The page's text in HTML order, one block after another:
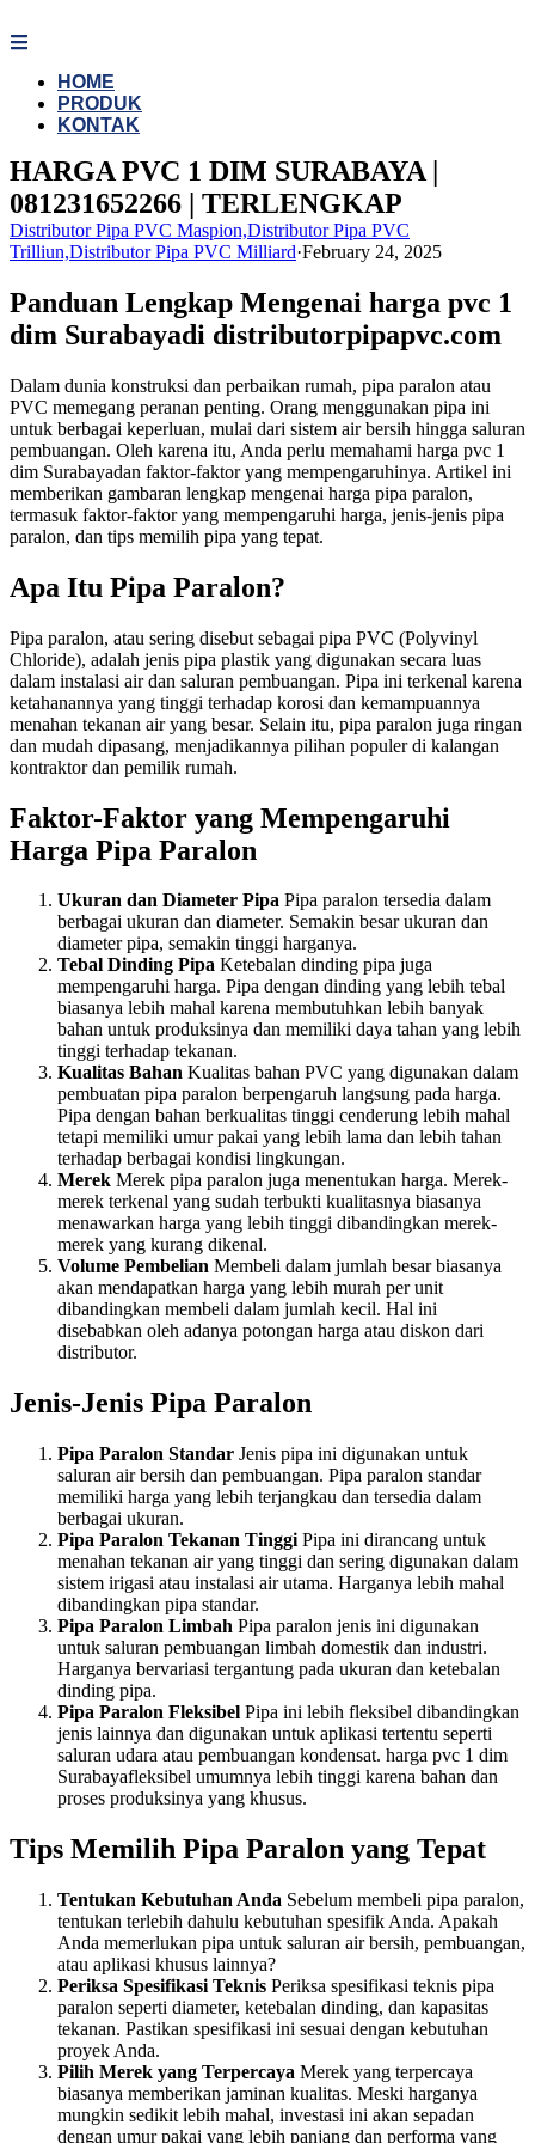
to
HOME
PRODUK
KONTAK
HARGA PVC 1 DIM SURABAYA |
081231652266 | TERLENGKAP
Distributor Pipa PVC Maspion,Distributor Pipa PVC
Trilliun,Distributor Pipa PVC Milliard·February 24, 2025
Panduan Lengkap Mengenai harga pvc 1
dim Surabayadi distributorpipapvc.com
Dalam dunia konstruksi dan perbaikan rumah, pipa paralon atau
PVC memegang peranan penting. Orang menggunakan pipa ini
untuk berbagai keperluan, mulai dari sistem air bersih hingga saluran
pembuangan. Oleh karena itu, Anda perlu memahami harga pvc 1
dim Surabayadan faktor-faktor yang mempengaruhinya. Artikel ini
memberikan gambaran lengkap mengenai harga pipa paralon,
termasuk faktor-faktor yang mempengaruhi harga, jenis-jenis pipa
paralon, dan tips memilih pipa yang tepat.
Apa Itu Pipa Paralon?
Pipa paralon, atau sering disebut sebagai pipa PVC (Polyvinyl
Chloride), adalah jenis pipa plastik yang digunakan secara luas
dalam instalasi air dan saluran pembuangan. Pipa ini terkenal karena
ketahanannya yang tinggi terhadap korosi dan kemampuannya
menahan tekanan air yang besar. Selain itu, pipa paralon juga ringan
dan mudah dipasang, menjadikannya pilihan populer di kalangan
kontraktor dan pemilik rumah.
Faktor-Faktor yang Mempengaruhi
Harga Pipa Paralon
Ukuran dan Diameter Pipa Pipa paralon tersedia dalam
berbagai ukuran dan diameter. Semakin besar ukuran dan
diameter pipa, semakin tinggi harganya.
Tebal Dinding Pipa Ketebalan dinding pipa juga
mempengaruhi harga. Pipa dengan dinding yang lebih tebal
biasanya lebih mahal karena membutuhkan lebih banyak
bahan untuk produksinya dan memiliki daya tahan yang lebih
tinggi terhadap tekanan.
Kualitas Bahan Kualitas bahan PVC yang digunakan dalam
pembuatan pipa paralon berpengaruh langsung pada harga.
Pipa dengan bahan berkualitas tinggi cenderung lebih mahal
tetapi memiliki umur pakai yang lebih lama dan lebih tahan
terhadap berbagai kondisi lingkungan.
Merek Merek pipa paralon juga menentukan harga. Merek-
merek terkenal yang sudah terbukti kualitasnya biasanya
menawarkan harga yang lebih tinggi dibandingkan merek-
merek yang kurang dikenal.
Volume Pembelian Membeli dalam jumlah besar biasanya
akan mendapatkan harga yang lebih murah per unit
dibandingkan membeli dalam jumlah kecil. Hal ini
disebabkan oleh adanya potongan harga atau diskon dari
distributor.
Jenis-Jenis Pipa Paralon
Pipa Paralon Standar Jenis pipa ini digunakan untuk
saluran air bersih dan pembuangan. Pipa paralon standar
memiliki harga yang lebih terjangkau dan tersedia dalam
berbagai ukuran.
Pipa Paralon Tekanan Tinggi Pipa ini dirancang untuk
menahan tekanan air yang tinggi dan sering digunakan dalam
sistem irigasi atau instalasi air utama. Harganya lebih mahal
dibandingkan pipa standar.
Pipa Paralon Limbah Pipa paralon jenis ini digunakan
untuk saluran pembuangan limbah domestik dan industri.
Harganya bervariasi tergantung pada ukuran dan ketebalan
dinding pipa.
Pipa Paralon Fleksibel Pipa ini lebih fleksibel dibandingkan
jenis lainnya dan digunakan untuk aplikasi tertentu seperti
saluran udara atau pembuangan kondensat. harga pvc 1 dim
Surabayafleksibel umumnya lebih tinggi karena bahan dan
proses produksinya yang khusus.
Tips Memilih Pipa Paralon yang Tepat
Tentukan Kebutuhan Anda Sebelum membeli pipa paralon,
tentukan terlebih dahulu kebutuhan spesifik Anda. Apakah
Anda memerlukan pipa untuk saluran air bersih, pembuangan,
atau aplikasi khusus lainnya?
Periksa Spesifikasi Teknis Periksa spesifikasi teknis pipa
paralon seperti diameter, ketebalan dinding, dan kapasitas
tekanan. Pastikan spesifikasi ini sesuai dengan kebutuhan
proyek Anda.
Pilih Merek yang Terpercaya Merek yang terpercaya
biasanya memberikan jaminan kualitas. Meski harganya
mungkin sedikit lebih mahal, investasi ini akan sepadan
dengan umur pakai yang lebih panjang dan performa yang